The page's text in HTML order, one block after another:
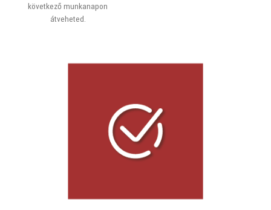
következő munkanapon
átveheted.